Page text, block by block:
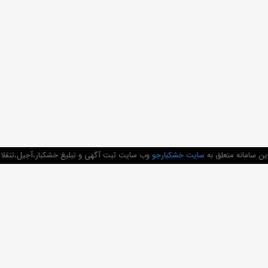
سامانه متعلق به سایت خشکبارجووب سایت ثبت آگهی و تبلیغ